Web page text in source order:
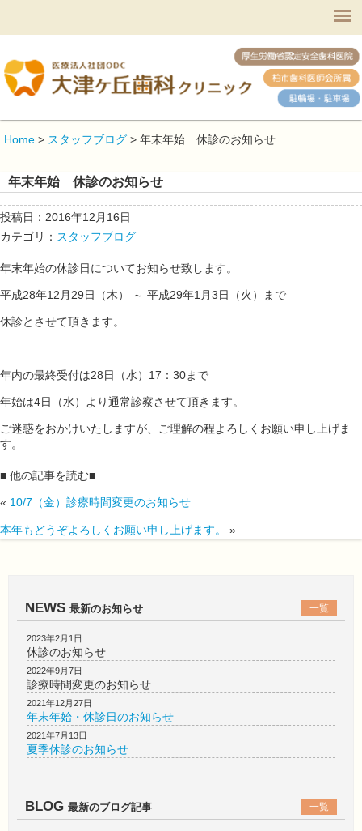
Home > スタッフブログ > 年末年始 休診のお知らせ
年末年始 休診のお知らせ
投稿日：2016年12月16日
カテゴリ： スタッフブログ
年末年始の休診日についてお知らせ致します。
平成28年12月29日（木） ～ 平成29年1月3日（火）まで
休診とさせて頂きます。
年内の最終受付は28日（水）17：30まで
年始は4日（水）より通常診察させて頂きます。
ご迷惑をおかけいたしますが、ご理解の程よろしくお願い申し上げま
す。
■ 他の記事を読む■
« 10/7（金）診療時間変更のお知らせ
本年もどうぞよろしくお願い申し上げます。 »
NEWS 最新のお知らせ 一覧
2023年2月1日
休診のお知らせ
2022年9月7日
診療時間変更のお知らせ
2021年12月27日
年末年始・休診日のお知らせ
2021年7月13日
夏季休診のお知らせ
BLOG 最新のブログ記事 一覧